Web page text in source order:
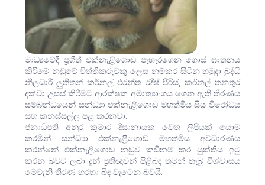
මාධ්‍යවේදී ප්‍රගීත් එක්නැළිගොඩ පැහැරගෙන ගොස් ඝාතනය
කිරීමේ නඩුවේ විත්තිකරුවකු ලෙස නම්කර සිටින හමුදා බුද්ධි
නිලධාරී ලුතිතන් කර්නල් එරන්ත රදීෂ් පීරිස්, කර්නල් තනතුර
දක්වා උසස් කිරීමට ආරක්ෂක අමාත්‍යාංශය ගෙන ඇති තීරණය
සම්බන්ධයෙන් සන්ධ්‍යා එක්නැළිගොඩ මහත්මිය සිය විරෝධය
සහ කනස්සල්ල පළ කරනවා.
ජනාධිපති අනුර කුමාර දිසානායක වෙත ලිපියක් යොමු
කරමින් සන්ධ්‍යා එක්නැළිගොඩ මහත්මිය අවධාරණය
කරන්නේ එක්නැලිගොඩ නඩුව කඩිනම් කර යුක්තිය ඉටු
කරන බවට ලබා දුන් ප්‍රතිඥාවන් පිළිබඳ තමන් තැබූ විශ්වාසය
මෙවැනි තීරණ හරහා බිඳ වැටෙන බවයි.